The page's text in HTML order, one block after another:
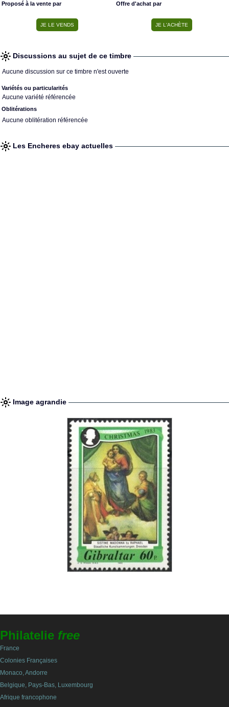
Proposé à la vente par Offre d'achat par
Discussions au sujet de ce timbre
Aucune discussion sur ce timbre n'est ouverte
Variétés ou particularités
Aucune variété référencée
Oblitérations
Aucune oblitération référencée
Les Encheres ebay actuelles
Image agrandie
Philatelie free
France
Colonies Françaises
Monaco, Andorre
Belgique, Pays-Bas, Luxembourg
Afrique francophone